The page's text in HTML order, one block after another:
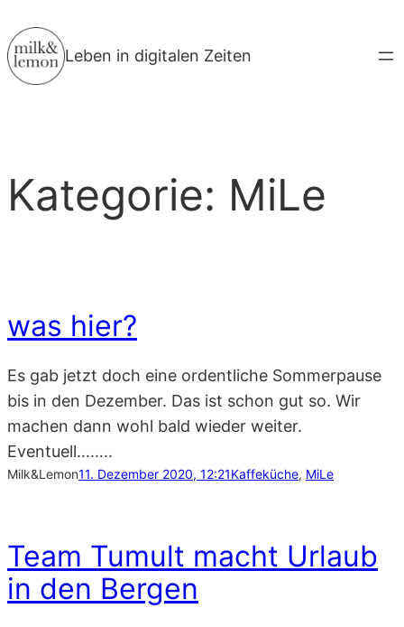
Inhalt
springen
Leben in digitalen Zeiten
Kategorie: MiLe
was hier?
Es gab jetzt doch eine ordentliche Sommerpause
bis in den Dezember. Das ist schon gut so. Wir
machen dann wohl bald wieder weiter.
Eventuell……..
Milk&Lemon11. Dezember 2020, 12:21Kaffeküche, MiLe
Team Tumult macht Urlaub
in den Bergen